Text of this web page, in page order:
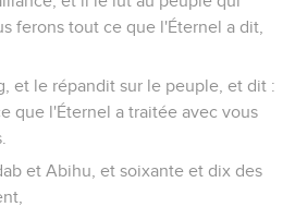
ferons tout ce que l'Éternel a dit,
et le répandit sur le peuple, et dit :
que l'Éternel a traitée avec vous
et Abihu, et soixante et dix des